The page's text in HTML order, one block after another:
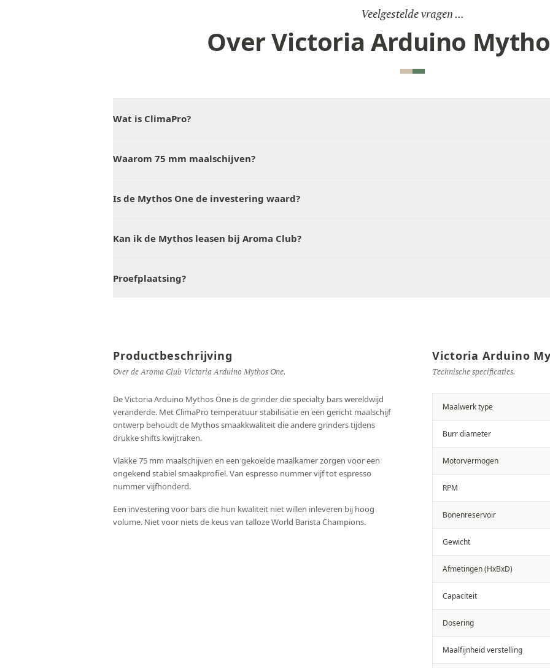
Veelgestelde vragen ...
Over Victoria Arduino
Wat is ClimaPro?
Waarom 75 mm maalschijven?
Is de Mythos One de investering waard?
Kan ik de Mythos leasen bij Aroma Club?
Proefplaatsing?
Productbeschrijving
Over de Aroma Club Victoria Arduino Mythos One.
De Victoria Arduino Mythos One is de grinder die specialty bars wereldwijd
veranderde. Met ClimaPro temperatuur stabilisatie en een gericht maalschijf
ontwerp behoudt de Mythos smaakkwaliteit die andere grinders tijdens
drukke shifts kwijtraken.
Vlakke 75 mm maalschijven en een gekoelde maalkamer zorgen voor een
ongekend stabiel smaakprofiel. Van espresso nummer vijf tot espresso
nummer vijfhonderd.
Een investering voor bars die hun kwaliteit niet willen inleveren bij hoog
volume. Niet voor niets de keus van talloze World Barista Champions.
Victoria Arduino
Technische specificaties.
Maalwerk type
Burr diameter
Motorvermogen
RPM
Bonenreservoir
Gewicht
Afmetingen (HxBxD)
Capaciteit
Dosering
Maalfijnheid verstelling